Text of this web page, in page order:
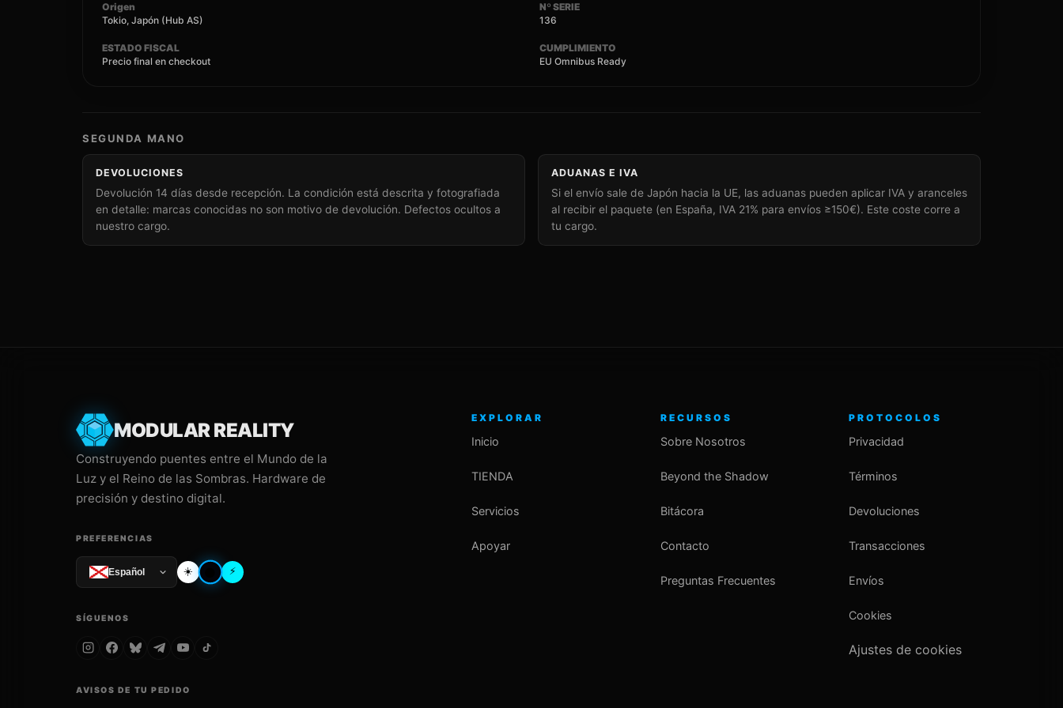
Origen
Tokio, Japón (Hub AS)
Nº SERIE
136
ESTADO FISCAL
Precio final en checkout
CUMPLIMIENTO
EU Omnibus Ready
SEGUNDA MANO
DEVOLUCIONES
Devolución 14 días desde recepción. La condición está descrita y fotografiada
en detalle: marcas conocidas no son motivo de devolución. Defectos ocultos a
nuestro cargo.
ADUANAS E IVA
Si el envío sale de Japón hacia la UE, las aduanas pueden aplicar IVA y aranceles
al recibir el paquete (en España, IVA 21% para envíos ≥150€). Este coste corre a
tu cargo.
MODULAR REALITY
Construyendo puentes entre el Mundo de la
Luz y el Reino de las Sombras. Hardware de
precisión y destino digital.
PREFERENCIAS
Español ☀️ ⚡
SÍGUENOS
AVISOS DE TU PEDIDO
EXPLORAR
Inicio
TIENDA
Servicios
Apoyar
RECURSOS
Sobre Nosotros
Beyond the Shadow
Bitácora
Contacto
Preguntas Frecuentes
PROTOCOLOS
Privacidad
Términos
Devoluciones
Transacciones
Envíos
Cookies
Ajustes de cookies